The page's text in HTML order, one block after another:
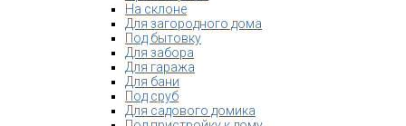
На склоне
Для загородного дома
Под бытовку
Для забора
Для гаража
Для бани
Под сруб
Для садового домика